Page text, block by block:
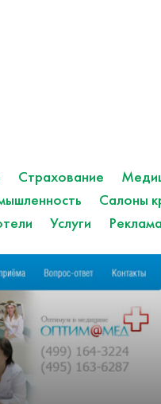
Страхование
Салоны
Услуги Реклама